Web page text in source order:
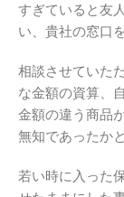
すぎていると友
い、貴社の窓口
相談させていた
な金額の資算、
金額の違う商品
無知であったか
若い時に入った